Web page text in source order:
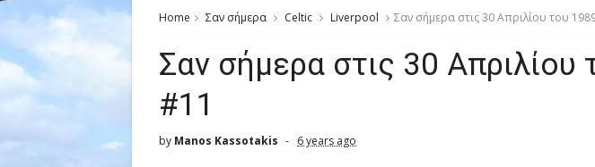
Home Σαν σήμερα Celtic Liverpool Σαν σήμερα στις 30 Απριλίου του
Σαν σήμερα στις 30 Απριλίου
#11
by Manos Kassotakis 6 years ago